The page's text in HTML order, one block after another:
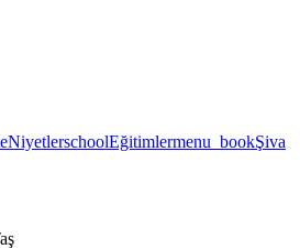
NiyetlerschoolEğitimlermenu_bookŞiva